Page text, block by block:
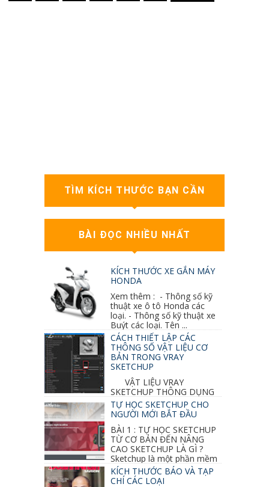
TÌM KÍCH THƯỚC BẠN CẦN
BÀI ĐỌC NHIỀU NHẤT
KÍCH THƯỚC XE GẮN MÁY
HONDA
Xem thêm : - Thông số kỹ
thuật xe ô tô Honda các
loại. - Thông số kỹ thuật xe
Buýt các loại. Tên ...
CÁCH THIẾT LẬP CÁC
THÔNG SỐ VẬT LIỆU CƠ
BẢN TRONG VRAY
SKETCHUP
VẬT LIỆU VRAY
SKETCHUP THÔNG DỤNG
NHẤT 1. VẬT LIỆU VRAY INOX BÓNG: ●
Diffuse : đen ● Reflection color ...
TỰ HỌC SKETCHUP CHO
NGƯỜI MỚI BẮT ĐẦU
BÀI 1 : TỰ HỌC SKETCHUP
TỪ CƠ BẢN ĐẾN NÂNG
CAO SKETCHUP LÀ GÌ ?
Sketchup là một phần mềm
vẽ 3d của Google, nó khá dễ sữ...
KÍCH THƯỚC BÁO VÀ TẠP
CHÍ CÁC LOẠI